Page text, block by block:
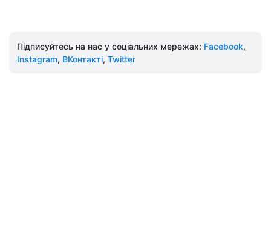
Підписуйтесь на нас у соціальних мережах: Facebook,
Instagram, ВКонтакті, Twitter